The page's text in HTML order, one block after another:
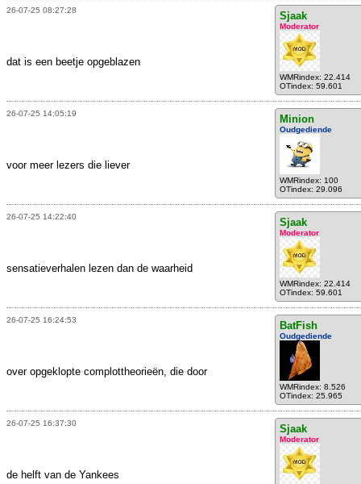
26-07-25 08:27:28 Sjaak
Moderator
WMRindex: 22.414
OTindex: 59.601
dat is een beetje opgeblazen
26-07-25 14:05:19 Minion
Oudgediende
WMRindex: 100
OTindex: 29.096
voor meer lezers die liever
26-07-25 14:22:40 Sjaak
Moderator
WMRindex: 22.414
OTindex: 59.601
sensatieverhalen lezen dan de waarheid
26-07-25 16:24:53 BatFish
Oudgediende
WMRindex: 8.526
OTindex: 25.965
over opgeklopte complottheorieën, die door
26-07-25 16:37:30 Sjaak
Moderator
de helft van de Yankees